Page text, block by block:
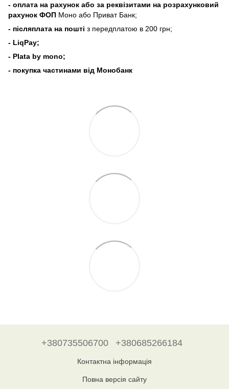
- оплата на рахунок або за реквізитами на розрахунковий
рахунок ФОП Моно або Приват Банк;
- післяплата на пошті з передплатою в 200 грн;
- LiqPay;
- Plata by mono;
- покупка частинами від Монобанк
+380735506700 +380685266184
Контактна інформація
Повна версія сайту